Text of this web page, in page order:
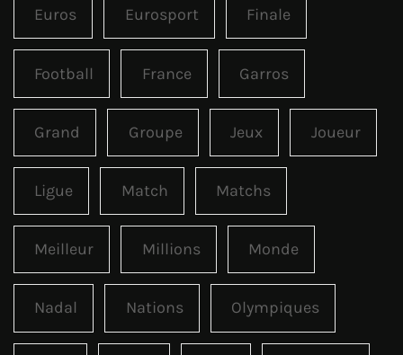
Euros Eurosport Finale
Football France Garros
Grand Groupe Jeux Joueur
Ligue Match Matchs
Meilleur Millions Monde
Nadal Nations Olympiques